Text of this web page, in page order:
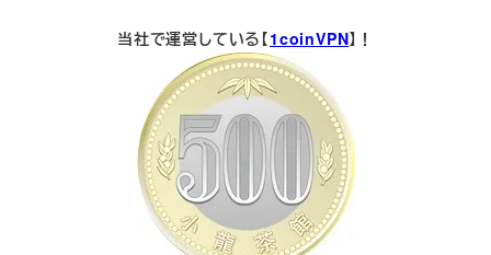
当社で運営している【1coinVPN】！